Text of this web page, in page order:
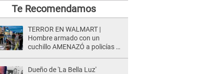
Te Recomendamos
TERROR EN WALMART |
Hombre armado con un
cuchillo AMENAZÓ a policías y
Dueño de 'La Bella Luz'